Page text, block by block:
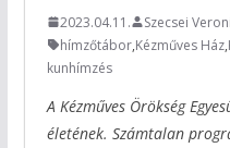
2023.04.11.
Szecsei
hímzőtábor,Kézműves Ház,
kunhímzés
A Kézműves Örökség
életének. Számtalan